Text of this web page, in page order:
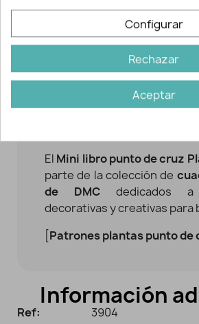
El tamaño reducido de los
que este minibook resulte
tanto para principiantes
personas que disfrutan
bordados rápidos y
su formato compacto
El Mini libro punto de cruz
parte de la colección de
de DMC dedicados a
decorativas y creativas para
Patrones plantas punto de
Información
Ref:
3904
Configurar
Rechazar
Aceptar